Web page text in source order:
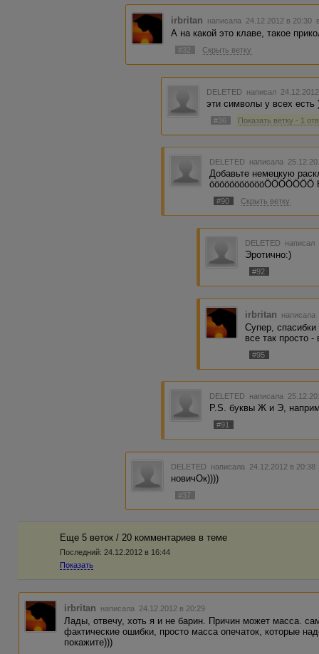
irbritan написала 24.12.2012 в 20:30
А на какой это клаве, такое
#32 Скрыть ветку
DELETED написал
эти символы у всех есть
#36 Показать ветку - 1
DELETED написала
Добавьте немецкую
öööööööööööÖÖÖÖÖÖÖ
#90 Скрыть ветку
DELETED написал
Эротично:)
#92
irbritan
Супер,
все так просто
#95
DELETED написала
P.S. буквы Ж и Э,
#91
DELETED написала 24.12.2012 в
новичОк))))
#37
Еще 5 веток / 20 комментариев в темe
Последний: 24.12.2012 в 16:44
Показать
irbritan написала 24.12.2012 в 20:29
Лады, отвечу, хоть я и не барин. Причин может масса.
фактические ошибки, просто масса опечаток, которые
покажите)))